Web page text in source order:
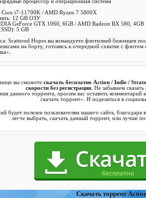
процессор и операционная система
i7-11700K / AMD Ryzen 7 5800X
12 GB ОЗУ
GeForce GTX 1060, 6GB / AMD Radeon RX 580, 4GB
5 GB
Scattered Hopes вы командуете флотилией беженцев
на борту, готовясь к очередной схватке с
вы сможете скачать бесплатно Action / Indie /
скорости без регистрации . Не забываем
данного торрента, просим вас оставить
скачать торрент». И поделиться в
будет полезен пользователям нашего сайта,
легче выбрать, скачать данный торрент, или лучше
Cкачать торрент